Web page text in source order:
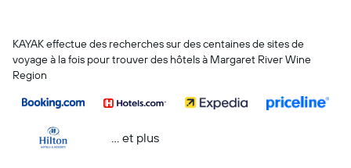
KAYAK effectue des recherches sur des centaines de sites de
voyage à la fois pour trouver des hôtels à Margaret River Wine
Region
… et plus